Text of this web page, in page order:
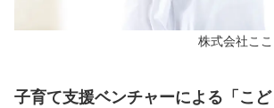
株式会社こ
子育て支援ベンチャーによる「こ